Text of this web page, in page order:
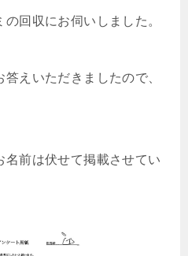
回収にお伺いしました。
えいただきましたので、
前は伏せて掲載させてい